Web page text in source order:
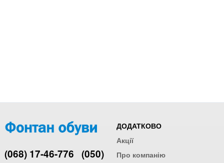
(068) 17-46-776 (050)
ДОДАТКОВО
Акції
Про компанію